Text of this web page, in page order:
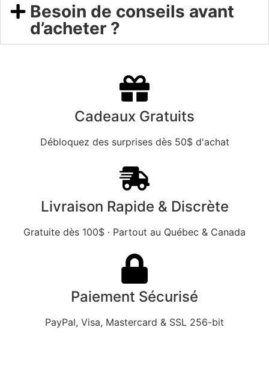
Besoin de conseils avant
d’acheter ?
Cadeaux Gratuits
Débloquez des surprises dès 50$ d'achat
Livraison Rapide & Discrète
Gratuite dès 100$ · Partout au Québec & Canada
Paiement Sécurisé
PayPal, Visa, Mastercard & SSL 256-bit